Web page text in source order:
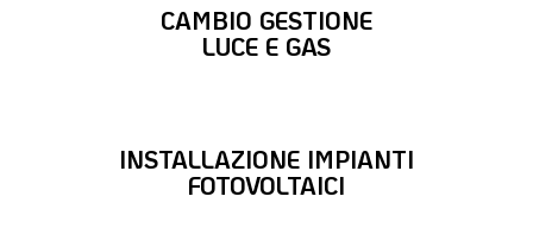
CAMBIO GESTIONE
LUCE E GAS
INSTALLAZIONE IMPIANTI
FOTOVOLTAICI